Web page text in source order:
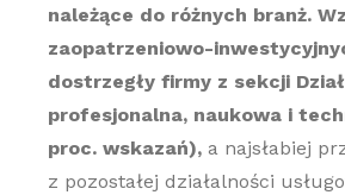
należące do różnych branż.
zaopatrzeniowo-
dostrzegły firmy z sekcji
profesjonalna, naukowa i
proc. wskazań),a najsłabiej
z pozostałej działalności